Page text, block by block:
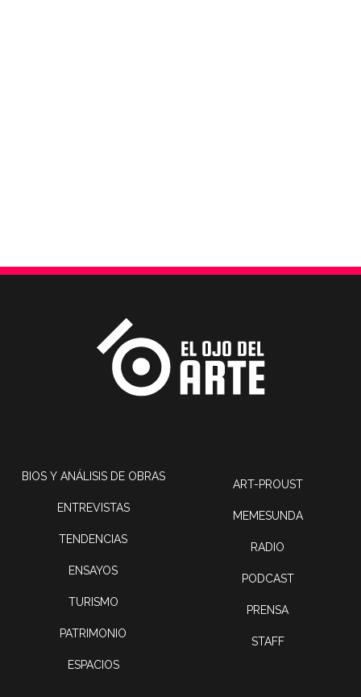
BIOS Y ANÁLISIS DE OBRAS
ENTREVISTAS
TENDENCIAS
ENSAYOS
TURISMO
PATRIMONIO
ESPACIOS
ART-PROUST
MEMESUNDA
RADIO
PODCAST
PRENSA
STAFF